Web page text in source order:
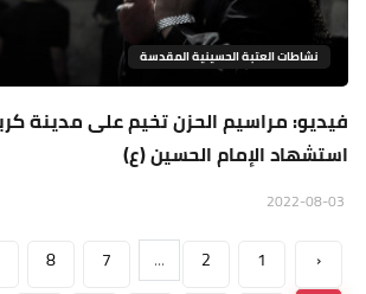
نشاطات العتبة الحسينية المقدسة
فيديو: مراسيم الحزن تخيم على مدينة
استشهاد الإمام الحسين (ع)
‹
1
2
...
7
8